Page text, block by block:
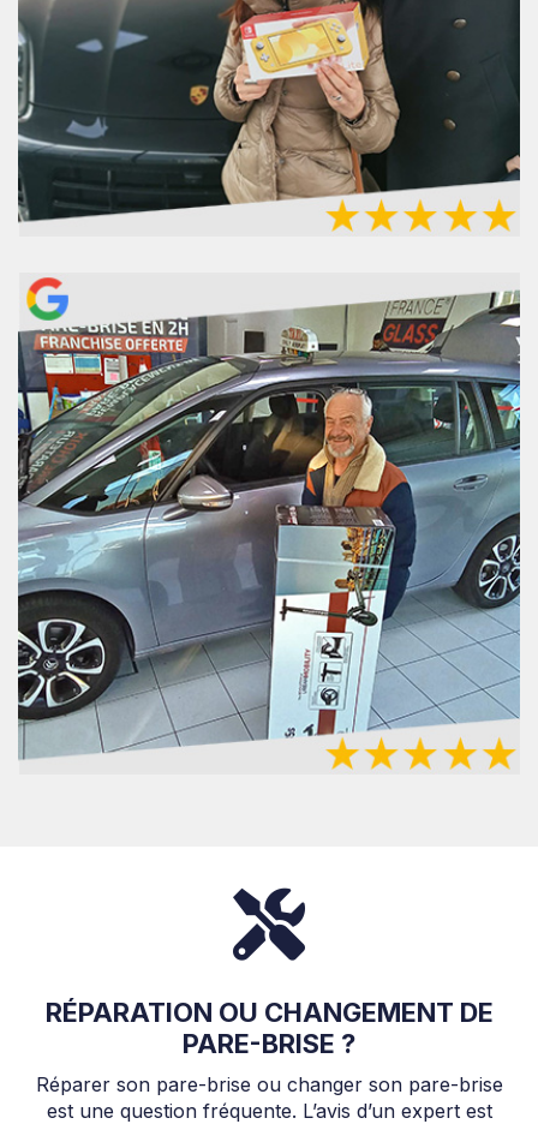
RÉPARATION OU CHANGEMENT DE
PARE-BRISE ?
Réparer son pare-brise ou changer son pare-brise
est une question fréquente. L’avis d’un expert est